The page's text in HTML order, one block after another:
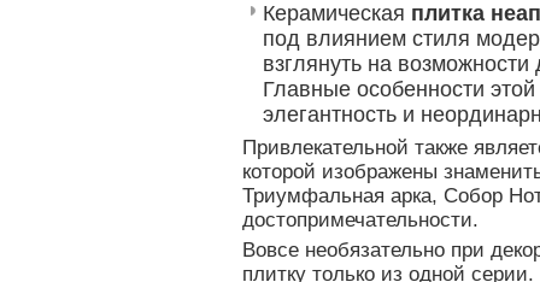
Керамическая плитка
под влиянием стиля
взглянуть на
Главные особенности
элегантность и
Привлекательной также
которой изображены
Триумфальная арка, Собор
достопримечательности.
Вовсе необязательно при
плитку только из одной